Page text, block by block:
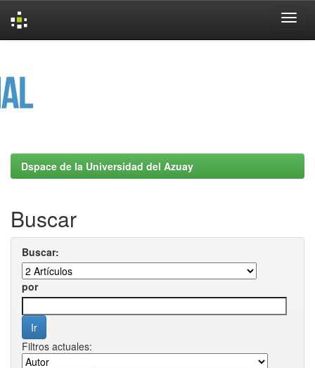
Dspace de la Universidad del Azuay
Buscar
Buscar:
por
Filtros actuales: